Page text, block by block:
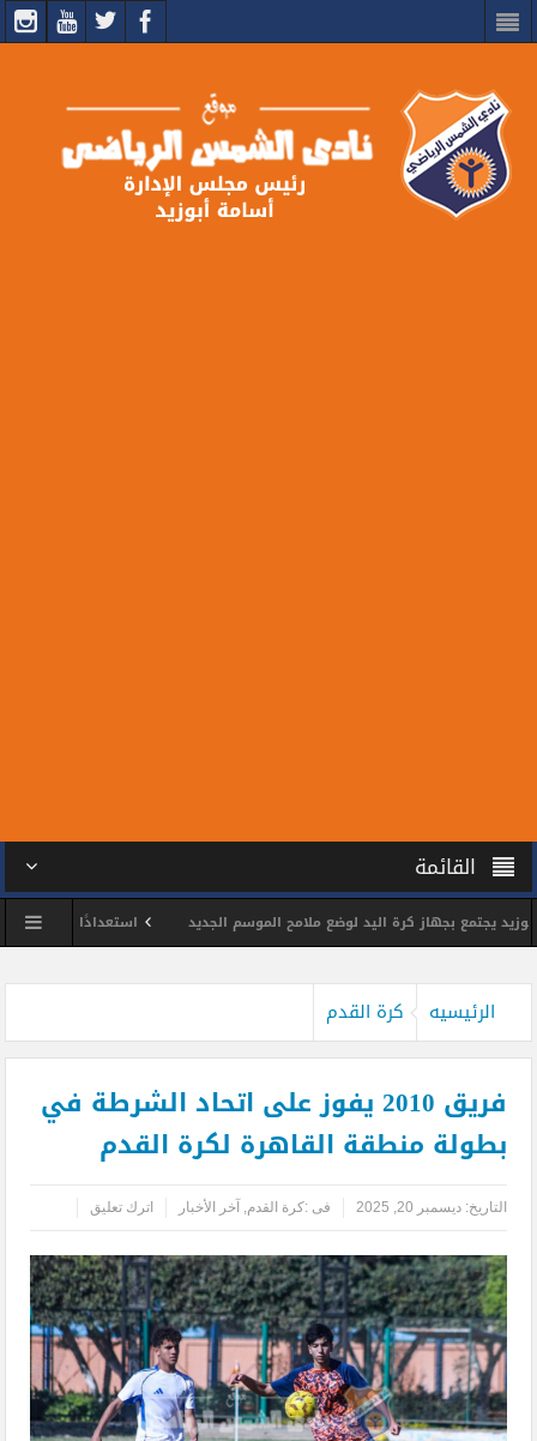
القائمة
بجهاز كرة اليد لوضع ملامح الموسم الجديد
استعدادًا للمونديال..
الرئيسيه كرة القدم
فريق 2010 يفوز على اتحاد الشرطة في
بطولة منطقة القاهرة لكرة القدم
التاريخ:ديسمبر 20, 2025 فى :كرة القدم, آخر الأخبار اترك تعليق